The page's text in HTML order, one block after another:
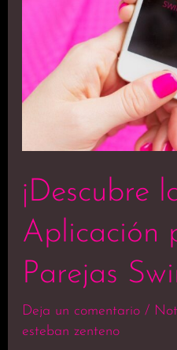
¡Descubre
Aplicación
Parejas
Deja un comentario /
esteban zenteno